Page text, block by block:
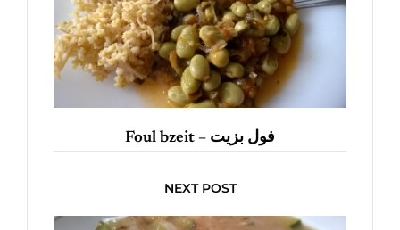
Foul bzeit – فول بزيت
NEXT POST